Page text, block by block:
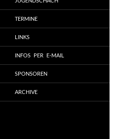
TERMINE
LINKS
INFOS PER E-MAIL
SPONSOREN
ARCHIVE